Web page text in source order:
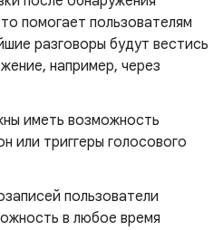
помогает пользователям
разговоры будут вестись
например, через
иметь возможность
или триггеры голосового
пользователи
в любое время